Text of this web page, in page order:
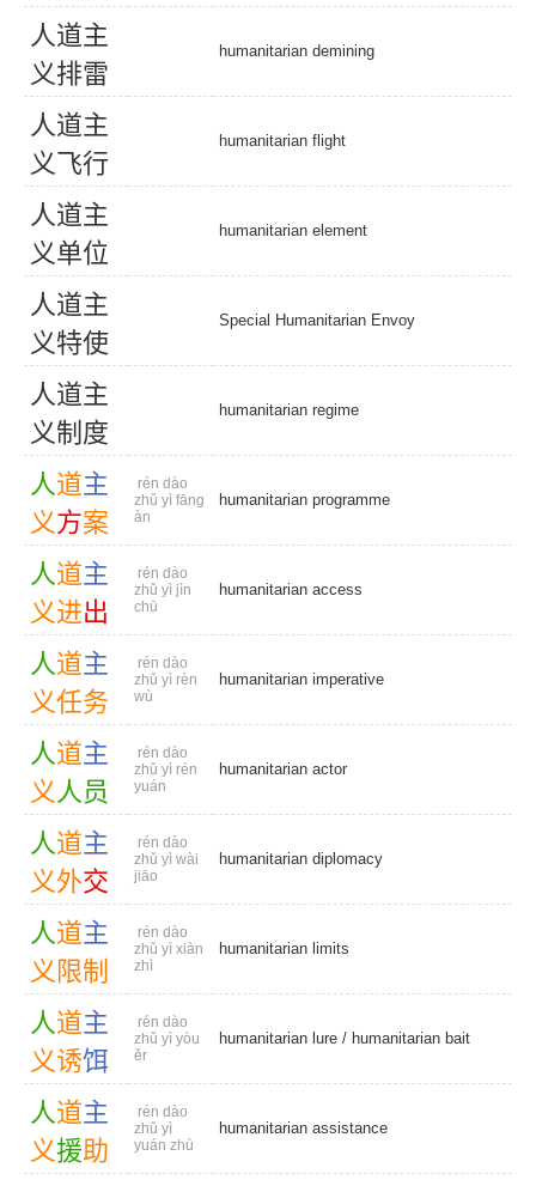
人道主
义排雷
humanitarian demining
人道主
义飞行
humanitarian flight
人道主
义单位
humanitarian element
人道主
义特使
Special Humanitarian Envoy
人道主
义制 度
humanitarian regime
人道主
义方案
rén dào
zhǔ yì fāng
àn
humanitarian programme
人道主
义进出
rén dào
zhǔ yì jìn
chū
humanitarian access
人道主
义任务
rén dào
zhǔ yì rèn
wù
humanitarian imperative
人道主
义 人 员
rén dào
zhǔ yì rén
yuán
humanitarian actor
人道主
义外交
rén dào
zhǔ yì wài
jiāo
humanitarian diplomacy
人道主
义 限制
rén dào
zhǔ yì xiàn
zhì
humanitarian limits
人道主
义诱饵
rén dào
zhǔ yì yòu
ěr
humanitarian lure / humanitarian bait
人道主
义援助
rén dào
zhǔ yì
yuán zhù
humanitarian assistance